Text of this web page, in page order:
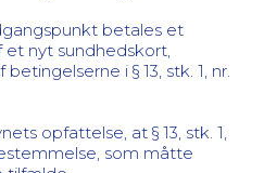
betales et
nyt sundhedskort,
i § 13, stk. 1, nr.
opfattelse, at § 13, stk. 1,
som måtte